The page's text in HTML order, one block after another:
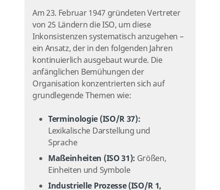
Am 23. Februar 1947 gründeten Vertreter
von 25 Ländern die ISO, um diese
Inkonsistenzen systematisch anzugehen –
ein Ansatz, der in den folgenden Jahren
kontinuierlich ausgebaut wurde. Die
anfänglichen Bemühungen der
Organisation konzentrierten sich auf
grundlegende Themen wie:
Terminologie (ISO/R 37):
Lexikalische Darstellung und
Sprache
Maßeinheiten (ISO 31): Größen,
Einheiten und Symbole
Industrielle Prozesse (ISO/R 1,